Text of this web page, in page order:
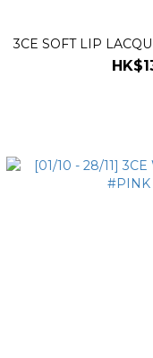
3CE SOFT LIP